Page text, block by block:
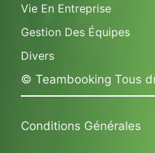
Vie En Entreprise
Gestion Des Équipes
Divers
© Teambooking Tous
Conditions Générales